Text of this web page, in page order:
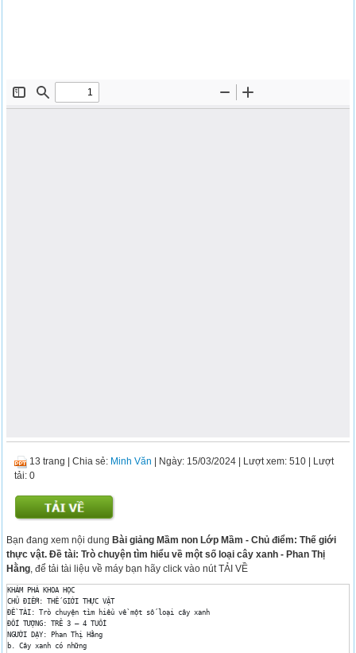
13 trang |Chia sẻ: Minh Văn | Ngày: 15/03/2024 | Lượt xem: 510 | Lượt
tải: 0
Bạn đang xem nội dungBài giảng Mầm non Lớp Mầm - Chủ điểm: Thế giới
thực vật. Đề tài: Trò chuyện tìm hiểu về một số loại cây xanh - Phan Thị
Hằng , để tải tài liệu về máy bạn hãy click vào nút TẢI VỀ
KHÁM PHÁ KHOA HỌC
CHỦ ĐIỂM: THẾ GIỚI THỰC VẬT
ĐỀ TÀI: Trò chuyện tìm hiểu về một số loại cây xanh
ĐỐI TƯỢNG: TRẺ 3 – 4 TUỔI
NGƯỜI DẠY: Phan Thị Hằng
b. Cây xanh có những